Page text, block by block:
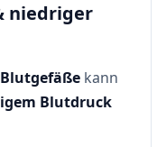
niedriger
kann
Blutdruck